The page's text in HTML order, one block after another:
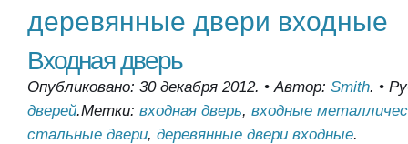
деревянные двери входные
Входная дверь
Опубликовано: 30 декабря 2012. •Автор: Smith. •
дверей.Метки: входная дверь, входные
стальные двери, деревянные двери входные.